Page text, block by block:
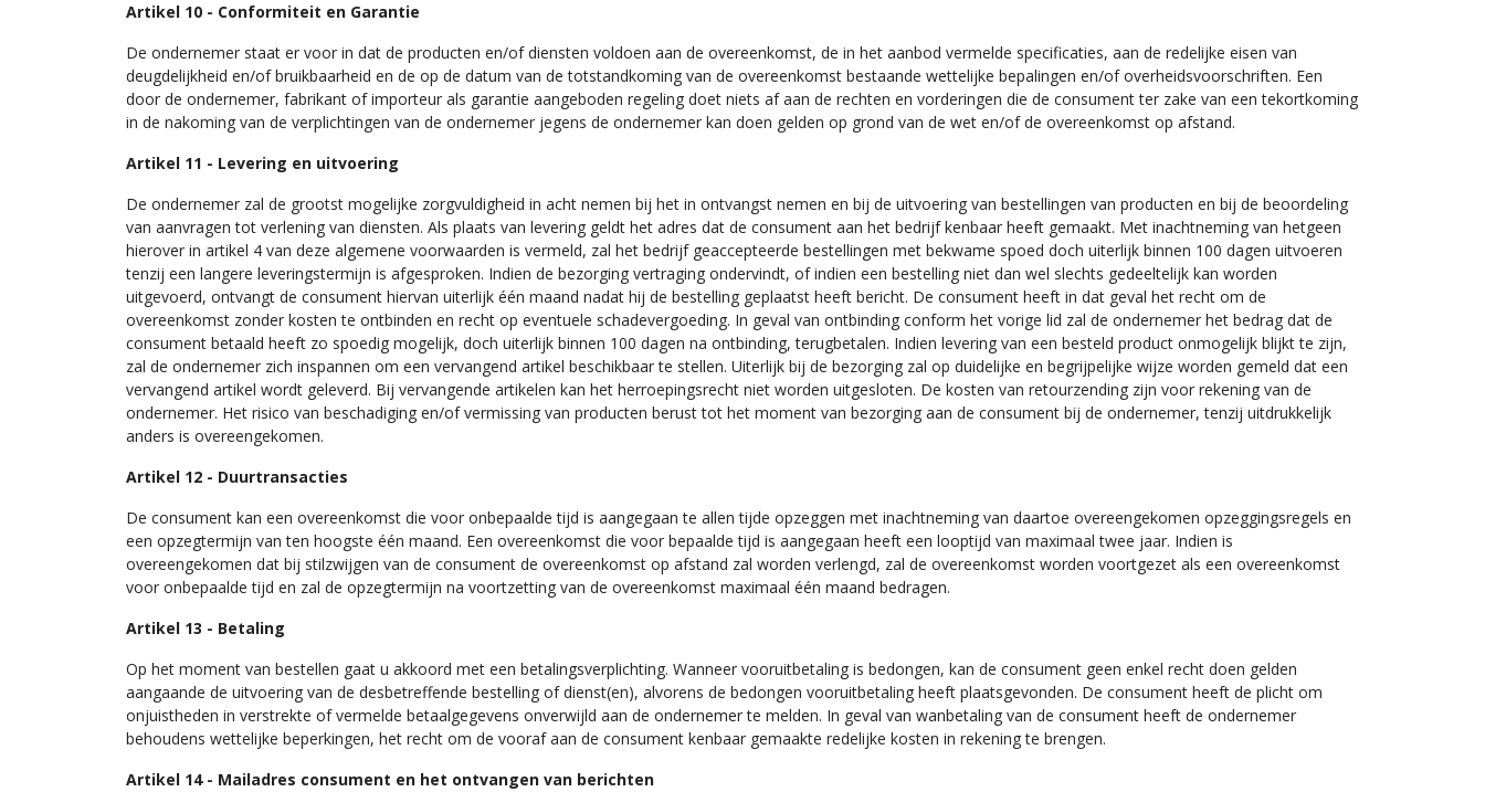
Artikel 10 - Conformiteit en Garantie
De ondernemer staat er voor in dat de producten en/of diensten voldoen aan de overeenkomst, de in het aanbod vermelde specificaties, aan de redelijke eisen van
deugdelijkheid en/of bruikbaarheid en de op de datum van de totstandkoming van de overeenkomst bestaande wettelijke bepalingen en/of overheidsvoorschriften. Een
door de ondernemer, fabrikant of importeur als garantie aangeboden regeling doet niets af aan de rechten en vorderingen die de consument ter zake van een tekortkoming
in de nakoming van de verplichtingen van de ondernemer jegens de ondernemer kan doen gelden op grond van de wet en/of de overeenkomst op afstand.
Artikel 11 - Levering en uitvoering
De ondernemer zal de grootst mogelijke zorgvuldigheid in acht nemen bij het in ontvangst nemen en bij de uitvoering van bestellingen van producten en bij de beoordeling
van aanvragen tot verlening van diensten. Als plaats van levering geldt het adres dat de consument aan het bedrijf kenbaar heeft gemaakt. Met inachtneming van hetgeen
hierover in artikel 4 van deze algemene voorwaarden is vermeld, zal het bedrijf geaccepteerde bestellingen met bekwame spoed doch uiterlijk binnen 100 dagen uitvoeren
tenzij een langere leveringstermijn is afgesproken. Indien de bezorging vertraging ondervindt, of indien een bestelling niet dan wel slechts gedeeltelijk kan worden
uitgevoerd, ontvangt de consument hiervan uiterlijk één maand nadat hij de bestelling geplaatst heeft bericht. De consument heeft in dat geval het recht om de
overeenkomst zonder kosten te ontbinden en recht op eventuele schadevergoeding. In geval van ontbinding conform het vorige lid zal de ondernemer het bedrag dat de
consument betaald heeft zo spoedig mogelijk, doch uiterlijk binnen 100 dagen na ontbinding, terugbetalen. Indien levering van een besteld product onmogelijk blijkt te zijn,
zal de ondernemer zich inspannen om een vervangend artikel beschikbaar te stellen. Uiterlijk bij de bezorging zal op duidelijke en begrijpelijke wijze worden gemeld dat een
vervangend artikel wordt geleverd. Bij vervangende artikelen kan het herroepingsrecht niet worden uitgesloten. De kosten van retourzending zijn voor rekening van de
ondernemer. Het risico van beschadiging en/of vermissing van producten berust tot het moment van bezorging aan de consument bij de ondernemer, tenzij uitdrukkelijk
anders is overeengekomen.
Artikel 12 - Duurtransacties
De consument kan een overeenkomst die voor onbepaalde tijd is aangegaan te allen tijde opzeggen met inachtneming van daartoe overeengekomen opzeggingsregels en
een opzegtermijn van ten hoogste één maand. Een overeenkomst die voor bepaalde tijd is aangegaan heeft een looptijd van maximaal twee jaar. Indien is
overeengekomen dat bij stilzwijgen van de consument de overeenkomst op afstand zal worden verlengd, zal de overeenkomst worden voortgezet als een overeenkomst
voor onbepaalde tijd en zal de opzegtermijn na voortzetting van de overeenkomst maximaal één maand bedragen.
Artikel 13 - Betaling
Op het moment van bestellen gaat u akkoord met een betalingsverplichting. Wanneer vooruitbetaling is bedongen, kan de consument geen enkel recht doen gelden
aangaande de uitvoering van de desbetreffende bestelling of dienst(en), alvorens de bedongen vooruitbetaling heeft plaatsgevonden. De consument heeft de plicht om
onjuistheden in verstrekte of vermelde betaalgegevens onverwijld aan de ondernemer te melden. In geval van wanbetaling van de consument heeft de ondernemer
behoudens wettelijke beperkingen, het recht om de vooraf aan de consument kenbaar gemaakte redelijke kosten in rekening te brengen.
Artikel 14 - Mailadres consument en het ontvangen van berichten